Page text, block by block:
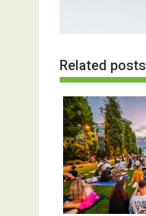
Related posts